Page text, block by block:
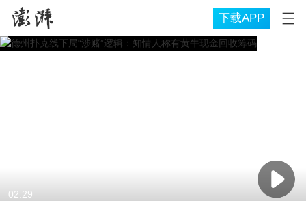
下载APP
02:29